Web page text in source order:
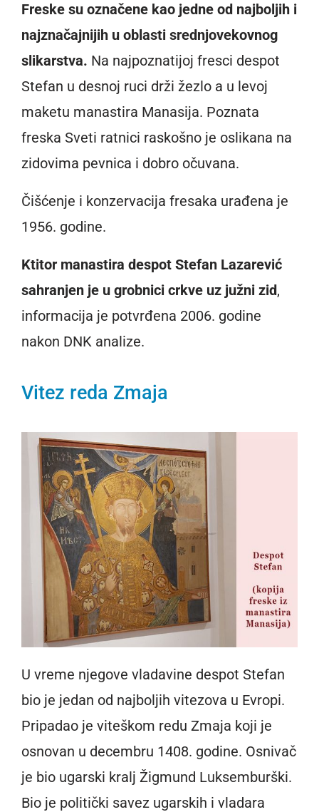
Freske su označene kao jedne od najboljih i
najznačajnijih u oblasti srednjovekovnog
slikarstva. Na najpoznatijoj fresci despot
Stefan u desnoj ruci drži žezlo a u levoj
maketu manastira Manasija. Poznata
freska Sveti ratnici raskošno je oslikana na
zidovima pevnica i dobro očuvana.
Čišćenje i konzervacija fresaka urađena je
1956. godine.
Ktitor manastira despot Stefan Lazarević
sahranjen je u grobnici crkve uz južni zid,
informacija je potvrđena 2006. godine
nakon DNK analize.
Vitez reda Zmaja
U vreme njegove vladavine despot Stefan
bio je jedan od najboljih vitezova u Evropi.
Pripadao je viteškom redu Zmaja koji je
osnovan u decembru 1408. godine. Osnivač
je bio ugarski kralj Žigmund Luksemburški.
Bio je politički savez ugarskih i vladara